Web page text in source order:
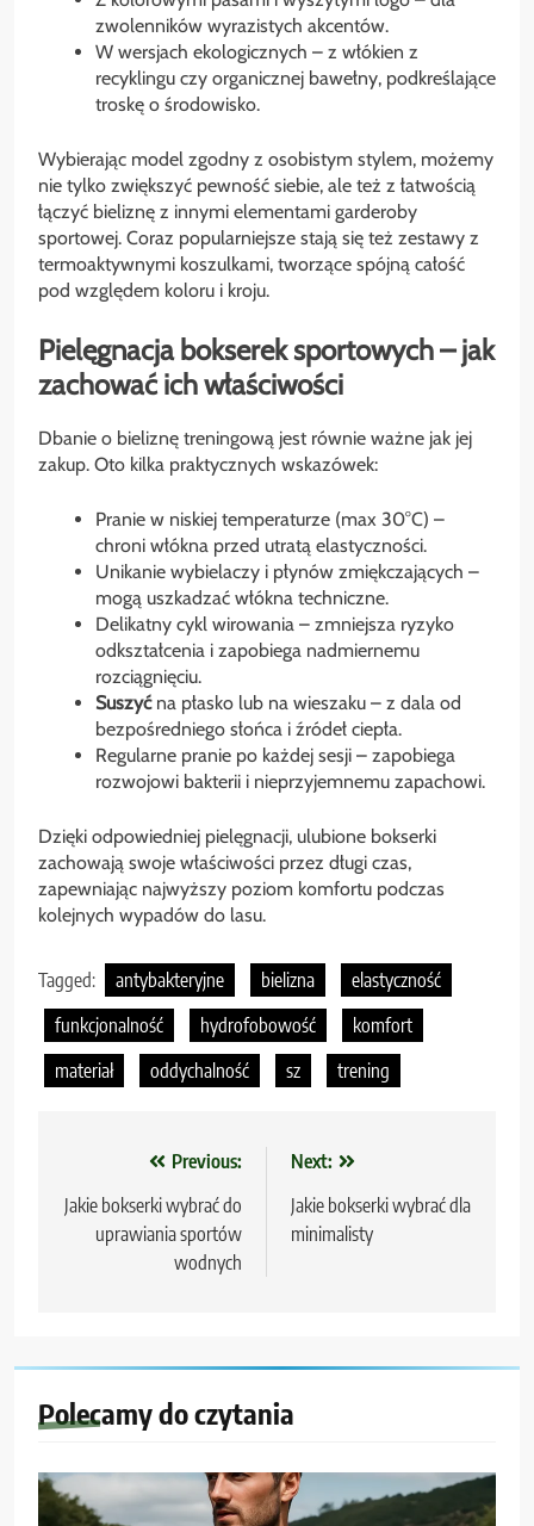
zwolenników wyrazistych akcentów.
W wersjach ekologicznych – z włókien z
recyklingu czy organicznej bawełny, podkreślające
troskę o środowisko.
Wybierając model zgodny z osobistym stylem, możemy
nie tylko zwiększyć pewność siebie, ale też z łatwością
łączyć bieliznę z innymi elementami garderoby
sportowej. Coraz popularniejsze stają się też zestawy z
termoaktywnymi koszulkami, tworzące spójną całość
pod względem koloru i kroju.
Pielęgnacja bokserek sportowych – jak
zachować ich właściwości
Dbanie o bieliznę treningową jest równie ważne jak jej
zakup. Oto kilka praktycznych wskazówek:
Pranie w niskiej temperaturze (max 30°C) –
chroni włókna przed utratą elastyczności.
Unikanie wybielaczy i płynów zmiękczających –
mogą uszkadzać włókna techniczne.
Delikatny cykl wirowania – zmniejsza ryzyko
odkształcenia i zapobiega nadmiernemu
rozciągnięciu.
Suszyćna płasko lub na wieszaku – z dala od
bezpośredniego słońca i źródeł ciepła.
Regularne pranie po każdej sesji – zapobiega
rozwojowi bakterii i nieprzyjemnemu zapachowi.
Dzięki odpowiedniej pielęgnacji, ulubione bokserki
zachowają swoje właściwości przez długi czas,
zapewniając najwyższy poziom komfortu podczas
kolejnych wypadów do lasu.
Tagged: antybakteryjne bielizna
elastyczność
funkcjonalność
hydrofobowość
komfort
materiał
oddychalność sz trening
Nawigacja
wpisu
Previous:
Jakie bokserki wybrać do
uprawiania sportów
wodnych
Next:
Jakie bokserki wybrać dla
minimalisty
Polecamy do czytania